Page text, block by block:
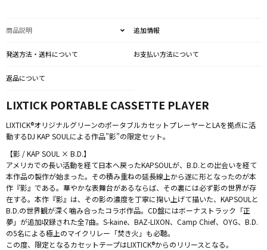
商品説明 追加情報
発送方法・送料について お支払い方法について
返品について
LIXTICK PORTABLE CASSETTE PLAYER
LIXTICK®オリジナルグリーンのポータブルカセットプレーヤーとLAを拠点に活
動するDJ KAP SOULによる作品”影”の限定セット。
【影 / KAP SOUL × B.D.】
アメリカでの長い活動を経て日本へ戻ったKAPSOULが、B.D.との出会いを経て
本作品の製作が始まった。その積み重ねの延長線上から遂に形となったのが本
作『影』である。華やかな表舞台があるならば、その裏には必ず影の世界が存
在する。本作『影』は、その影の濃度を丁寧に掬い上げて描いた、KAPSOULと
B.D.の世界観が深く噛み合ったコラボ作品。CD盤にはボーナストラック「正
夢」が追加収録された全7曲。S-kaine、BAZ-LIXON、Camp Chief、OYG、B.D.
の5名による極上のマイクリレー「焚き火」も必聴。
この度、限定となるカセットテープはLIXTICK®からのリリースとなる。